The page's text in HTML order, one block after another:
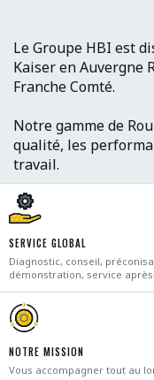
Le Groupe HBI est
Kaiser en Auvergne
Franche Comté.
Notre gamme de
qualité, les
travail.
SERVICE GLOBAL
Diagnostic, conseil,
démonstration, service
NOTRE MISSION
Vous accompagner tout au